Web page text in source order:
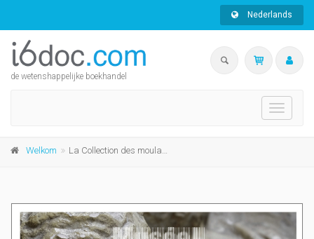
Nederlands
de wetenshappelijke boekhandel
Toggle
Welkom La Collection des moulages de l'UCLouvain